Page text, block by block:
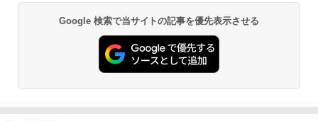
Google 検索で当サイトの記事を優先表示させる